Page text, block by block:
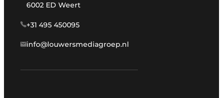
6002 ED Weert
+31 495 450095
info@louwersmediagroep.nl